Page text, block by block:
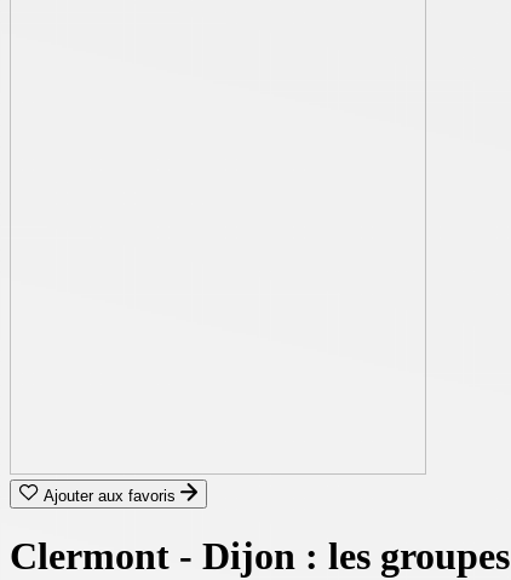
Ajouter aux favoris
Clermont - Dijon : les groupes